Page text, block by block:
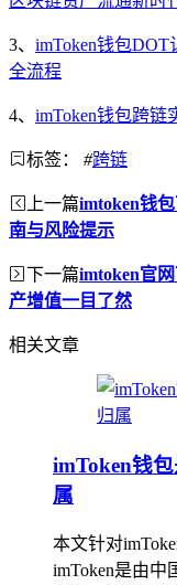
3、 imToken钱包
全流程
4、 imToken钱包跨链
标签： #跨链
上一篇imtoken钱
南与风险提示
下一篇imtoken官
产增值一目了然
相关文章
imToken钱
属
本文针对
imToken是由中